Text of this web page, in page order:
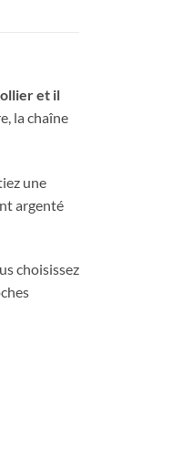
et il
la chaîne
une
argenté
choisissez